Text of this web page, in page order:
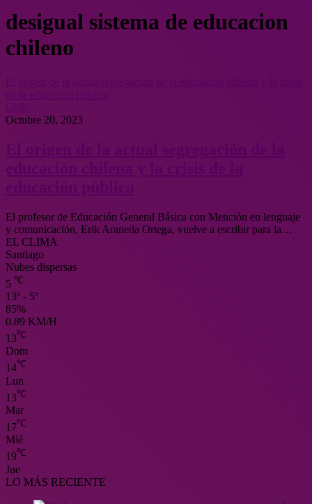
desigual sistema de educacion
chileno
Octubre 20, 2023
El profesor de Educación General Básica con Mención en lenguaje
y comunicación, Erik Araneda Ortega, vuelve a escribir para la…
EL CLIMA
Santiago
Nubes dispersas
5 ℃
13º - 5º
85%
0.89 KM/H
13℃
Dom
14℃
Lun
13℃
Mar
17℃
Mié
19℃
Jue
LO MÁS RECIENTE